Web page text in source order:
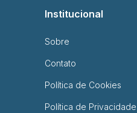
Institucional
Sobre
Contato
Política de Cookies
Política de Privacidade